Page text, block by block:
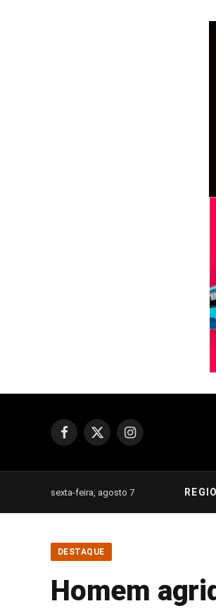
Facebook
X
Instagram
sexta-feira, agosto 7
DESTAQUE
Homem